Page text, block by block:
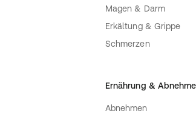
Magen & Darm
Erkältung & Grippe
Schmerzen
Ernährung &
Abnehmen